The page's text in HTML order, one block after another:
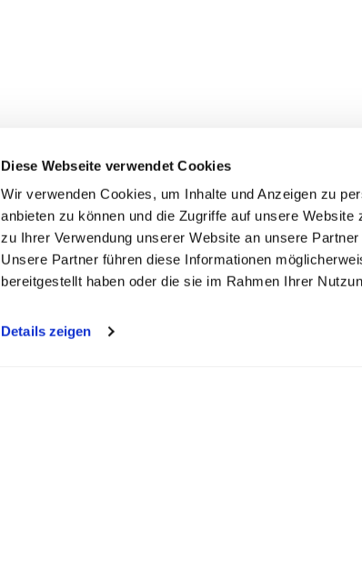
Diese Webseite verwendet Cookies
Wir verwenden Cookies, um Inhalte und Anzeigen zu
anbieten zu können und die Zugriffe auf unsere
zu Ihrer Verwendung unserer Website an unsere
Unsere Partner führen diese Informationen
bereitgestellt haben oder die sie im Rahmen Ihrer
Details zeigen